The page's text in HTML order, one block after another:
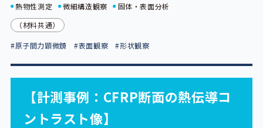
熱物性測定
微細構造観察
固体・表面分析
（材料共通）
#原子間力顕微鏡 #表面観察 #形状観察
【計測事例：CFRP断面の熱伝導コ
ントラスト像】